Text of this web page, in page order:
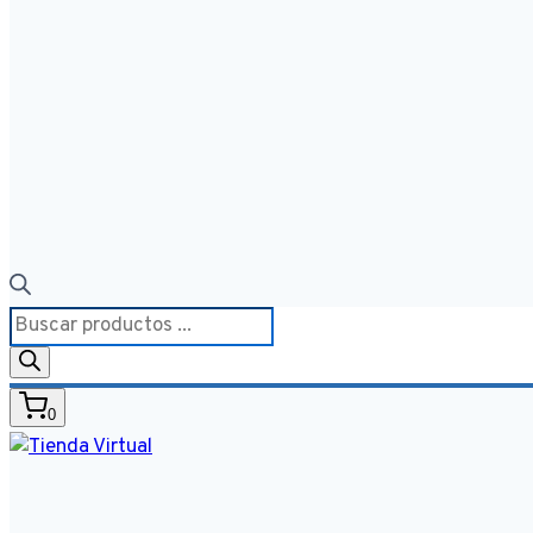
Búsqueda
de
productos
0